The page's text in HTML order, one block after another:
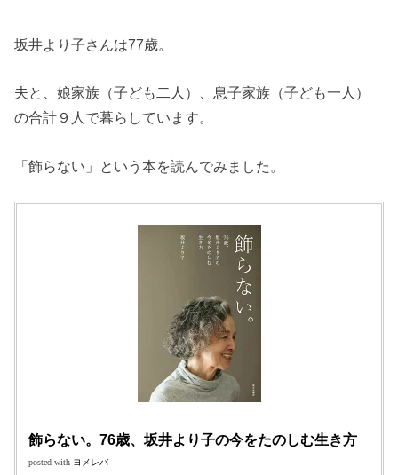
坂井より子さんは77歳。
夫と、娘家族（子ども二人）、息子家族（子ども一人）
の合計９人で暮らしています。
「飾らない」という本を読んでみました。
飾らない。76歳、坂井より子の今をたのしむ生き方
posted with ヨメレバ